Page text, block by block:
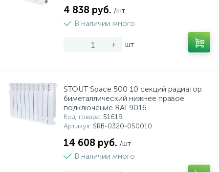
4 838 руб. /шт
В наличии много
- + шт
STOUT Space 500 10 секций радиатор
биметаллический нижнее правое
подключение RAL9016
Код товара: 51619
Артикул: SRB-0320-050010
14 608 руб. /шт
В наличии много